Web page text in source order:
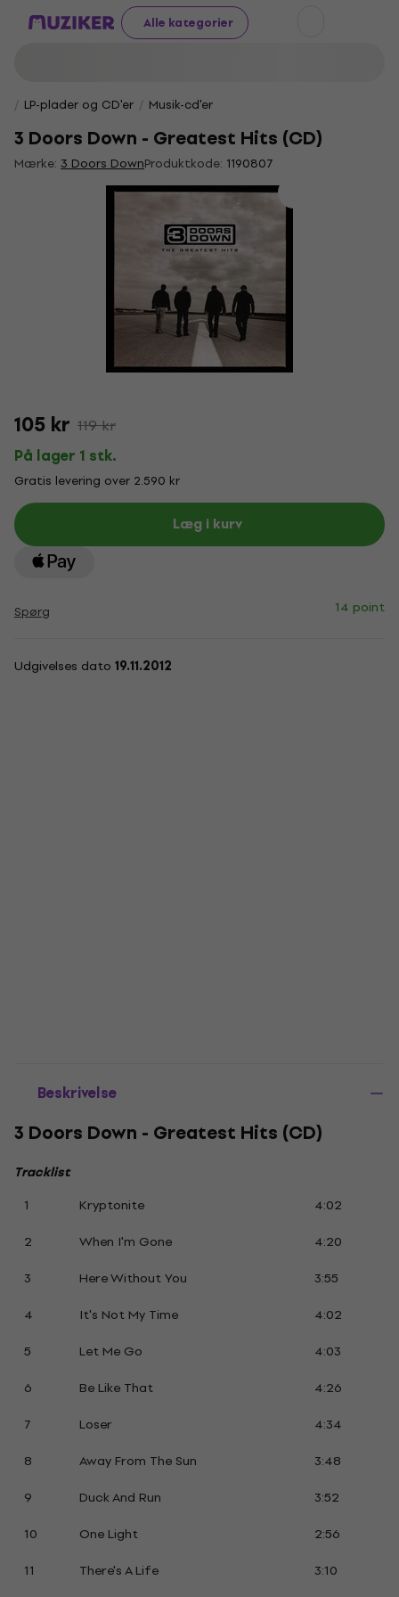
Alle kategorier
LP-plader og CD'er Musik-cd'er
3 Doors Down - Greatest Hits (CD)
Mærke: 3 Doors DownProduktkode: 1190807
105 kr 119 kr
På lager 1 stk.
Gratis levering over 2.590 kr
Læg i kurv
Spørg 14 point
Udgivelses dato 19.11.2012
Beskrivelse
3 Doors Down - Greatest Hits (CD)
Tracklist
1
Kryptonite
4:02
2
When I'm Gone
4:20
3
Here Without You
3:55
4
It's Not My Time
4:02
5
Let Me Go
4:03
6
Be Like That
4:26
7
Loser
4:34
8
Away From The Sun
3:48
9
Duck And Run
3:52
10
One Light
2:56
11
There's A Life 3:10